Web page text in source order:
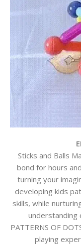
Sticks and Balls
bond for hours
turning your
developing kids
skills, while
understanding
PATTERNS OF
playing